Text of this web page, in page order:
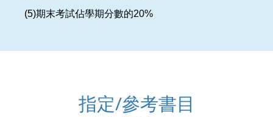
(5)期末考試佔學期分數的20%
指定/參考書目